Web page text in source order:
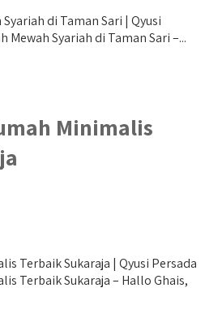
di Taman Sari | Qyusi
Mewah Syariah di Taman Sari –...
Minimalis
Terbaik Sukaraja | Qyusi Persada
Terbaik Sukaraja – Hallo Ghais,